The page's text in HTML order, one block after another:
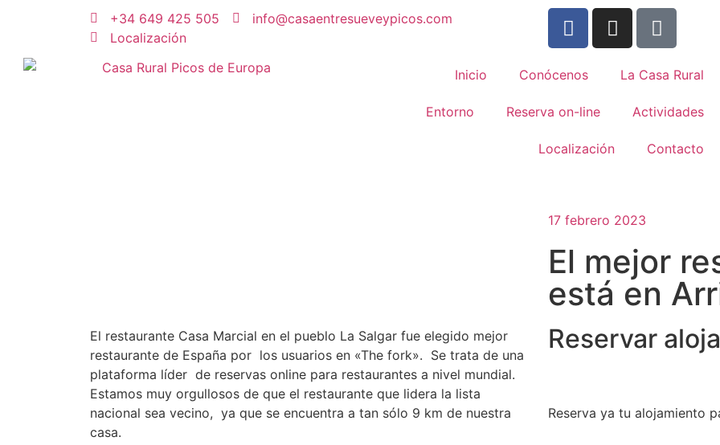
+34 649 425 505
info@casaentresueveypicos.com
Localización
Inicio Conócenos La Casa Rural
Entorno Reserva on-line Actividades
Localización Contacto
17 febrero 2023
El mejor
está en
El restaurante Casa Marcial en el pueblo La Salgar fue elegido mejor
restaurante de España por los usuarios en «The fork». Se trata de una
plataforma líder de reservas online para restaurantes a nivel mundial.
Estamos muy orgullosos de que el restaurante que lidera la lista
nacional sea vecino, ya que se encuentra a tan sólo 9 km de nuestra
casa.
Reservar
Reserva ya tu alojamiento